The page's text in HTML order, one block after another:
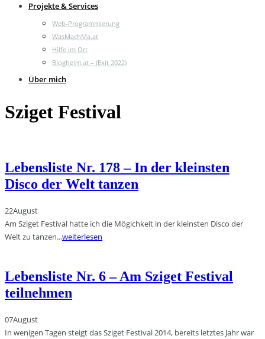
Projekte & Services
Web-Programmierung
WasMachMa.at
Hilfe im Ort
Blogheim.at – (Exit 2022)
Über mich
Sziget Festival
Lebensliste Nr. 178 – In der kleinsten
Disco der Welt tanzen
22August
Am Sziget Festival hatte ich die Mögichkeit in der kleinsten Disco der
Welt zu tanzen...weiterlesen
Lebensliste Nr. 6 – Am Sziget Festival
teilnehmen
07August
In wenigen Tagen steigt das Sziget Festival 2014, bereits letztes Jahr war